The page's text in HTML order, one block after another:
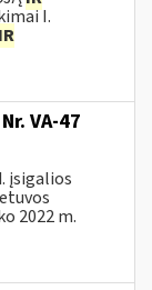
I.
IR
VA-47
įsigalios
2022 m.